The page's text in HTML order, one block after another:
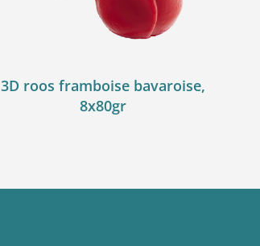
3D roos framboise bavaroise,
8x80gr